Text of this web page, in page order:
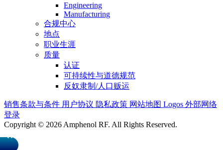
Engineering
Manufacturing
合规中心
地点
职业生涯
质量
认证
可持续性与道德规范
反奴隶制/人口贩运
销售条款与条件 用户协议 隐私政策 网站地图 Logos 外部网络
登录
Copyright © 2026 Amphenol RF. All Rights Reserved.